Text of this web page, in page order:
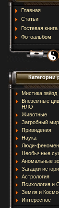
Главная
Статьи
Гостевая книга
Фотоальбом
Категории
Мистика звёзд
Внеземные
НЛО
Животные
Загробный мир
Привидения
Наука
Люди-
Необычные
Аномальные
Загадки
Астрология
Психология и
Земля и
Интересное